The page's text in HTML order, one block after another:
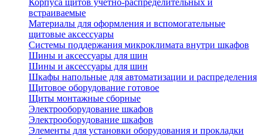
Корпуса щитов учетно-распределительных и
встраиваемые
Материалы для оформления и вспомогательные
щитовые аксессуары
Системы поддержания микроклимата внутри шкафов
Шины и аксессуары для шин
Шины и аксессуары для шин
Шкафы напольные для автоматизации и распределения
Щитовое оборудование готовое
Щиты монтажные сборные
Электрооборудование шкафов
Электрооборудование шкафов
Элементы для установки оборудования и прокладки